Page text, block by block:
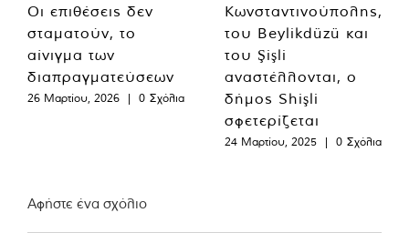
Οι επιθέσεις δεν
σταματούν, το
αίνιγμα των
διαπραγματεύσεων
26 Μαρτίου, 2026 | 0 Σχόλια
Κωνσταντινούπολης,
του Beylikdüzü και
του Şişli
αναστέλλονται, ο
δήμος Shişli
σφετερίζεται
24 Μαρτίου, 2025 | 0 Σχόλια
Αφήστε ένα σχόλιο